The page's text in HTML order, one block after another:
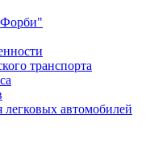
транспорта
автомобилей